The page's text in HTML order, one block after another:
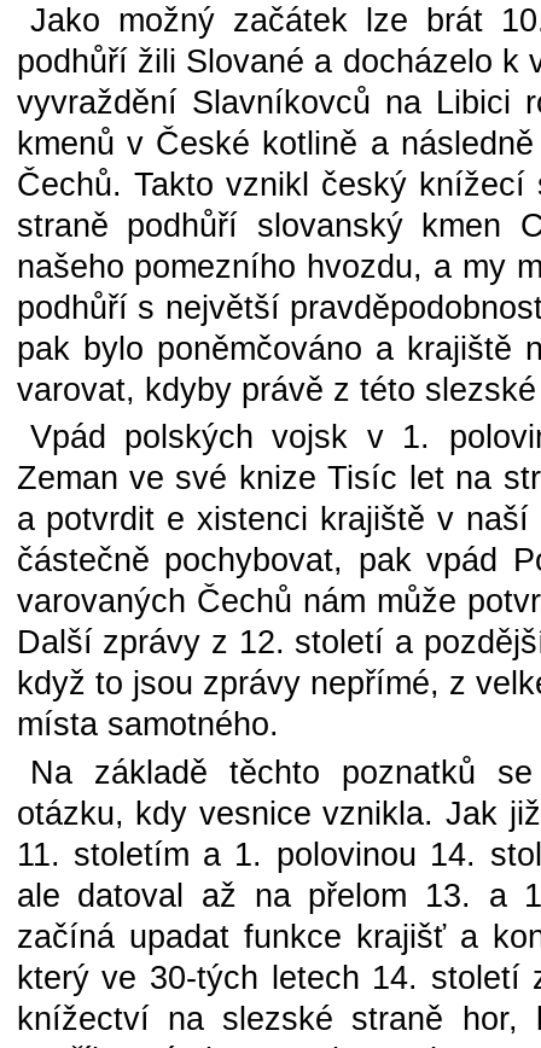
Jako možný začátek lze brát
podhůří žili Slované a docházelo
vyvraždění Slavníkovců na Libici
kmenů v České kotlině a
Čechů. Takto vznikl český
straně podhůří slovanský kmen
našeho pomezního hvozdu, a my
podhůří s největší
pak bylo poněmčováno a krajiště
varovat, kdyby právě z této
Vpád polských vojsk v 1.
Zeman ve své knize Tisíc let na
a potvrdit e xistenci krajiště v
částečně pochybovat, pak vpád
varovaných Čechů nám může
Další zprávy z 12. století a
když to jsou zprávy nepřímé, z
místa samotného.
Na základě těchto poznatků
otázku, kdy vesnice vznikla. Jak
11. stoletím a 1. polovinou 14.
ale datoval až na přelom 13. a
začíná upadat funkce krajišť a
který ve 30-tých letech 14.
knížectví na slezské straně